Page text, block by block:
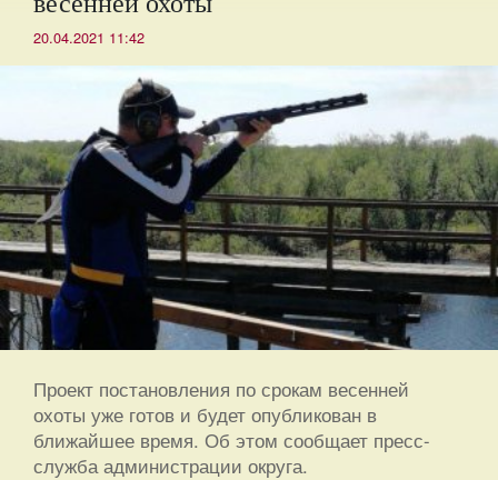
20.04.2021 11:42
Проект постановления по срокам весенней
охоты уже готов и будет опубликован в
ближайшее время. Об этом сообщает пресс-
служба администрации округа.